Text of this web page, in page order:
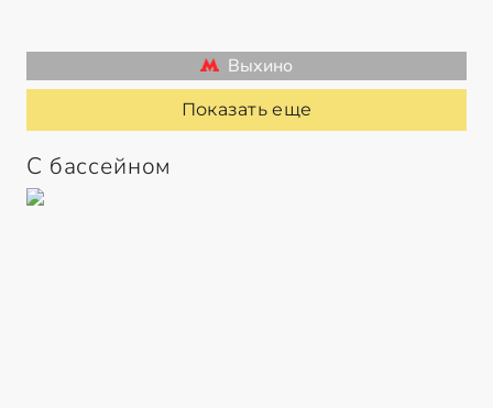
Выхино
Показать еще
С бассейном